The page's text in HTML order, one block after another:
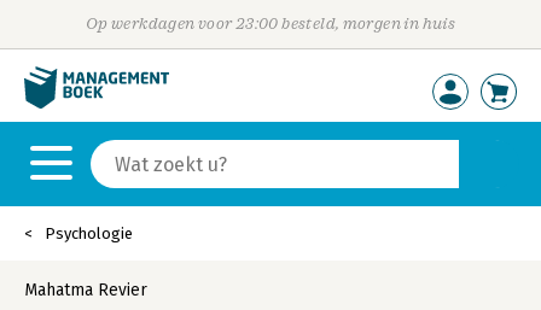
Op werkdagen voor 23:00 besteld, morgen in huis
Psychologie
Mahatma Revier